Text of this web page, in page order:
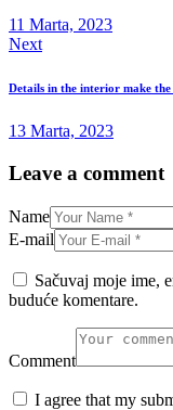
11 Marta, 2023
Next
Details in the interior make the
13 Marta, 2023
Leave a comment
Name
E-mail
Sačuvaj moje ime,
buduće komentare.
Comment
I agree that my